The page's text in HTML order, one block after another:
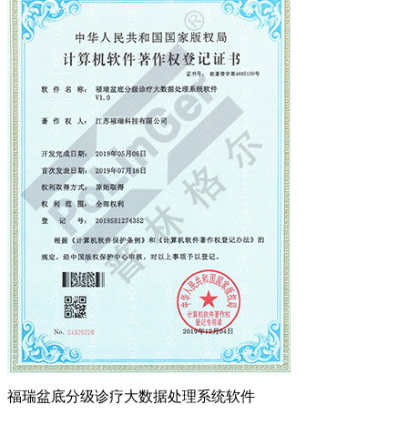
福瑞盆底分级诊疗大数据处理系统软件